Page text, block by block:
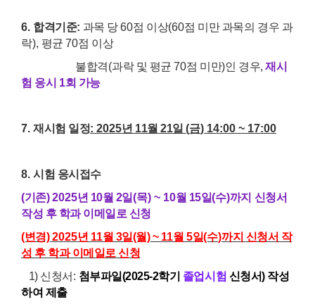
6. 합격기준: 과목 당60점 이상(60점 미만 과목의 경우 과
락), 평균70점 이상
불합격(과락 및 평균70점 미만)인 경우,재시
험 응시 1회 가능
7. 재시험 일정: 2025년 11월 21일(금) 14:00 ~ 17:00
8. 시험 응시접수
(기존)2025년 10월 2일(목) ~ 10월 15일(수)까지 신청서
작성 후 학과 이메일로 신청
(변경)2025년 11월 3일(월) ~ 11월 5일(수)까지 신청서 작
성 후 학과 이메일로 신청
1) 신청서 : 첨부파일(2025-2학기 졸업시험 신청서) 작성
하여 제출